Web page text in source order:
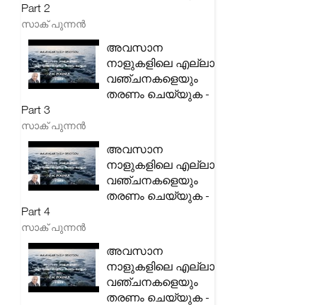
Part 2
സാക് പുന്നൻ
അവസാന
നാളുകളിലെ എല്ലാ
വഞ്ചനകളെയും
തരണം ചെയ്യുക -
Part 3
സാക് പുന്നൻ
അവസാന
നാളുകളിലെ എല്ലാ
വഞ്ചനകളെയും
തരണം ചെയ്യുക -
Part 4
സാക് പുന്നൻ
അവസാന
നാളുകളിലെ എല്ലാ
വഞ്ചനകളെയും
തരണം ചെയ്യുക -